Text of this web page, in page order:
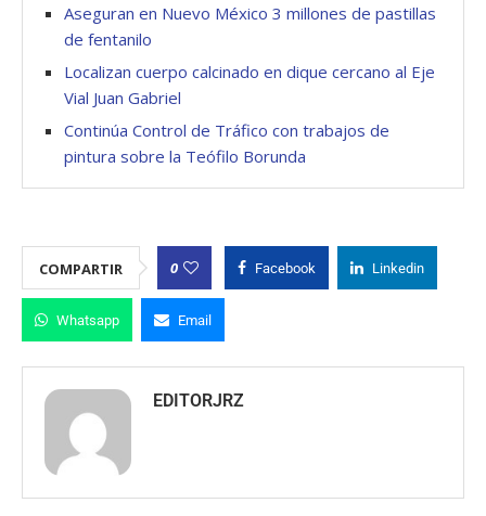
Aseguran en Nuevo México 3 millones de pastillas
de fentanilo
Localizan cuerpo calcinado en dique cercano al Eje
Vial Juan Gabriel
Continúa Control de Tráfico con trabajos de
pintura sobre la Teófilo Borunda
COMPARTIR 0 Facebook Linkedin
Whatsapp Email
EDITORJRZ